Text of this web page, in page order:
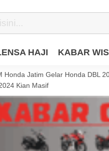
HAJI KABAR
Jatim Gelar Honda DBL
Kian Masif